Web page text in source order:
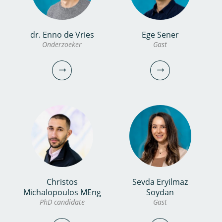
bekijk
profiel
Josje Brouwers MSc
josje.brouwers@kwrwater.nl
bekijk profiel
Erika Marseille MSc
CFO/Manager Corporate
Services
030-6069587
erika.marseille@kwrwater.nl
bekijk profiel
dr. Enno de Vries
Onderzoeker
dr. Enno de Vries
Ege Sener
Gast
Ege Sener
Christos
Michalopoulos MEng
PhD candidate
Sevda Eryilmaz
Soydan
Gast